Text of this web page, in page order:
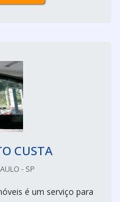
CUSTA
- SP
é um serviço para